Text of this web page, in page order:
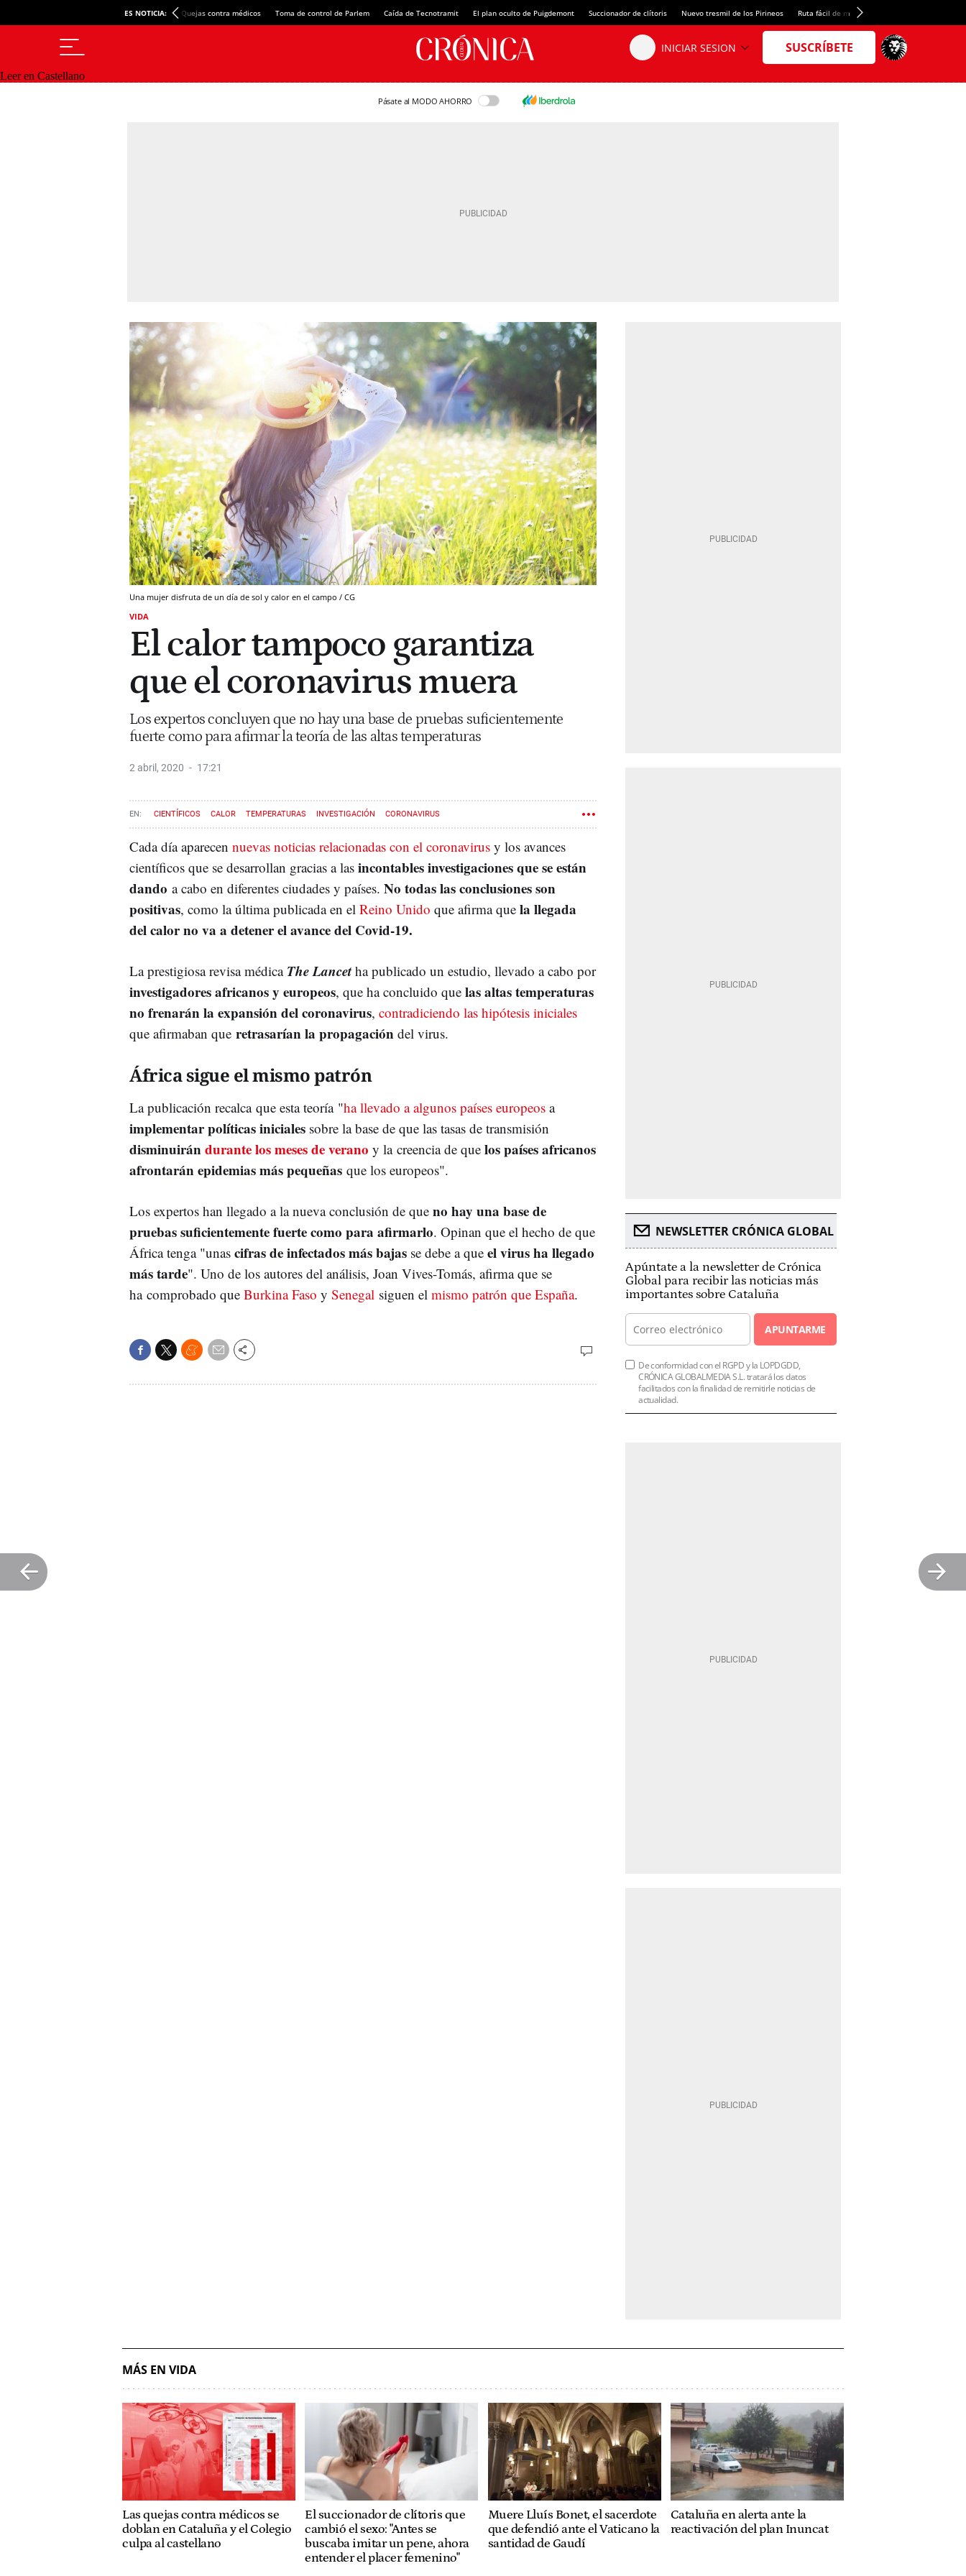
ES NOTICIA: Quejas contra médicos Toma de control de Parlem Caída de Tecnotramit El plan oculto de Puigdemont Succionador de clítoris Nuevo tresmil de los Pirineos Ruta fácil de montaña
Leer en Castellano
Pásate al MODO AHORRO
Una mujer disfruta de un día de sol y calor en el campo / CG
VIDA
El calor tampoco garantiza
que el coronavirus muera
Los expertos concluyen que no hay una base de pruebas suficientemente
fuerte como para afirmar la teoría de las altas temperaturas
2 abril, 2020 17:21
CIENTÍFICOS CALOR TEMPERATURAS INVESTIGACIÓN CORONAVIRUS
Cada día aparecen nuevas noticias relacionadas con el coronavirus y los avances
científicos que se desarrollan gracias a las incontables investigaciones que se están
dando a cabo en diferentes ciudades y países. No todas las conclusiones son
positivas, como la última publicada en el Reino Unido que afirma que la llegada
del calor no va a detener el avance del Covid-19.
La prestigiosa revisa médica The Lancetha publicado un estudio, llevado a cabo por
investigadores africanos y europeos, que ha concluido que las altas temperaturas
no frenarán la expansión del coronavirus, contradiciendo las hipótesis iniciales
que afirmaban que retrasarían la propagación del virus.
África sigue el mismo patrón
La publicación recalca que esta teoría "ha llevado a algunos países europeos a
implementar políticas iniciales sobre la base de que las tasas de transmisión
disminuirándurante los meses de verano y la creencia de que los países africanos
afrontarán epidemias más pequeñas que los europeos".
Los expertos han llegado a la nueva conclusión de que no hay una base de
pruebas suficientemente fuerte como para afirmarlo. Opinan que el hecho de que
África tenga "unas cifras de infectados más bajas se debe a que el virus ha llegado
más tarde". Uno de los autores del análisis, Joan Vives-Tomás, afirma que se
ha comprobado que Burkina Faso y Senegal siguen el mismo patrón que España.
NEWSLETTER CRÓNICA GLOBAL
Apúntate a la newsletter de Crónica
Global para recibir las noticias más
importantes sobre Cataluña
APUNTARME
De conformidad con el RGPD y la LOPDGDD,
CRÓNICA GLOBALMEDIA S.L. tratará los datos
facilitados con la finalidad de remitirle noticias de
actualidad.
MÁS EN VIDA
Las quejas contra médicos se
doblan en Cataluña y el Colegio
culpa al castellano
El succionador de clítoris que
cambió el sexo: "Antes se
buscaba imitar un pene, ahora
entender el placer femenino"
Muere Lluís Bonet, el sacerdote
que defendió ante el Vaticano la
santidad de Gaudí
Cataluña en alerta ante la
reactivación del plan Inuncat